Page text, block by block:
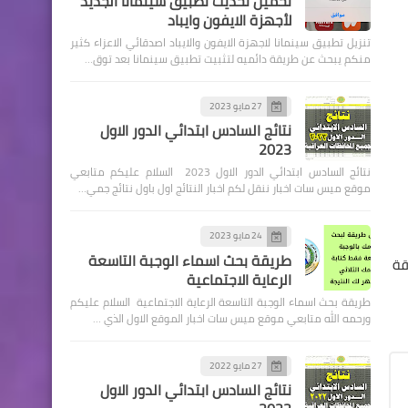
لأجهزة الايفون وايباد
تنزيل تطبيق سينمانا لاجهزة الايفون والايباد اصدقائي الاعزاء كثير
منكم يبحث عن طريقة دائميه لتثبيت تطبيق سينمانا بعد توق…
27 مايو 2023
نتائج السادس ابتدائي الدور الاول
2023
نتائج السادس ابتدائي الدور الاول 2023 السلام عليكم متابعي
موقع ميس سات اخبار ننقل لكم اخبار النتائج اول باول نتائج جمي…
24 مايو 2023
طريقة بحث اسماء الوجبة التاسعة
الرعاية الاجتماعية
طريقة بحث اسماء الوجبة التاسعة الرعاية الاجتماعية السلام عليكم
ورحمه الله متابعي موقع ميس سات اخبار الموقع الاول الذي …
27 مايو 2022
نتائج السادس ابتدائي الدور الاول
اخبار العامة
عدم إعطاء رمز راوتر الانترنت
المنزلي للغرباء
اخبار العامة
مرفوض حل مشكلة مرفوض
درجة وظيفية بغداد